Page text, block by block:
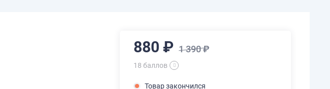
880 ₽ 1 390 ₽
18 баллов
Товар закончился